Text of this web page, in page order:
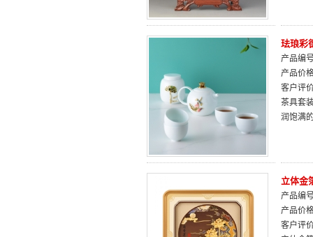
珐琅彩
产品编
产品价
客户评
茶具套
润饱满
立体金
产品编
产品价
客户评